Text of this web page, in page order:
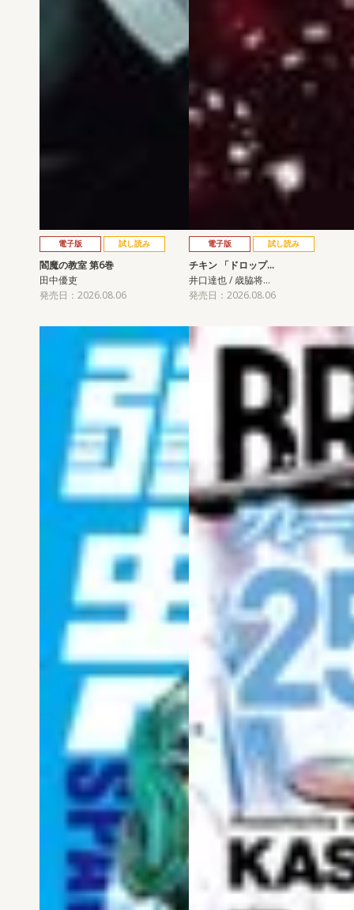
電子版 試し読み
閻魔の教室 第6巻
田中優吏
発売日：2026.08.06
電子版 試し読み
チキン 「ドロップ…
井口達也 / 歳脇将…
発売日：2026.08.06